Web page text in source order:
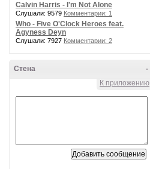
Calvin Harris - I'm Not Alone
Слушали: 9579 Комментарии: 1
Who - Five O'Clock Heroes feat.
Agyness Deyn
Слушали: 7927 Комментарии: 2
-
Стена
К приложению